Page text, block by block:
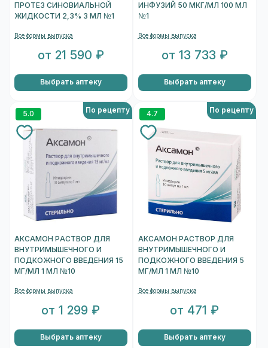
ПРОТЕЗ СИНОВИАЛЬНОЙ
ЖИДКОСТИ 2,3% 3 МЛ №1
Все формы выпуска
от 21 590 ₽
Выбрать аптеку
ИНФУЗИЙ 50 МКГ/МЛ 100 МЛ
№1
Все формы выпуска
от 13 733 ₽
Выбрать аптеку
5.0 По рецепту
АКСАМОН РАСТВОР ДЛЯ
ВНУТРИМЫШЕЧНОГО И
ПОДКОЖНОГО ВВЕДЕНИЯ 15
МГ/МЛ 1 МЛ №10
Все формы выпуска
от 1 299 ₽
Выбрать аптеку
4.7 По рецепту
АКСАМОН РАСТВОР ДЛЯ
ВНУТРИМЫШЕЧНОГО И
ПОДКОЖНОГО ВВЕДЕНИЯ 5
МГ/МЛ 1 МЛ №10
Все формы выпуска
от 471 ₽
Выбрать аптеку